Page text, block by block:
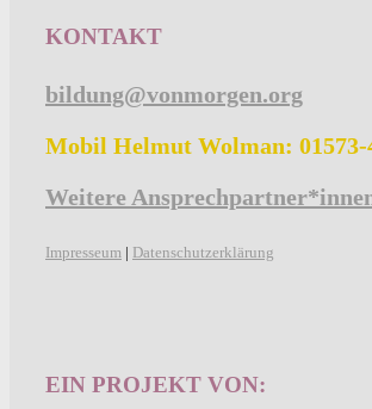
KONTAKT
bildung@vonmorgen.org
Mobil Helmut Wolman: 01573-
Weitere
Impresseum | Datenschutzerklärung
EIN PROJEKT VON: